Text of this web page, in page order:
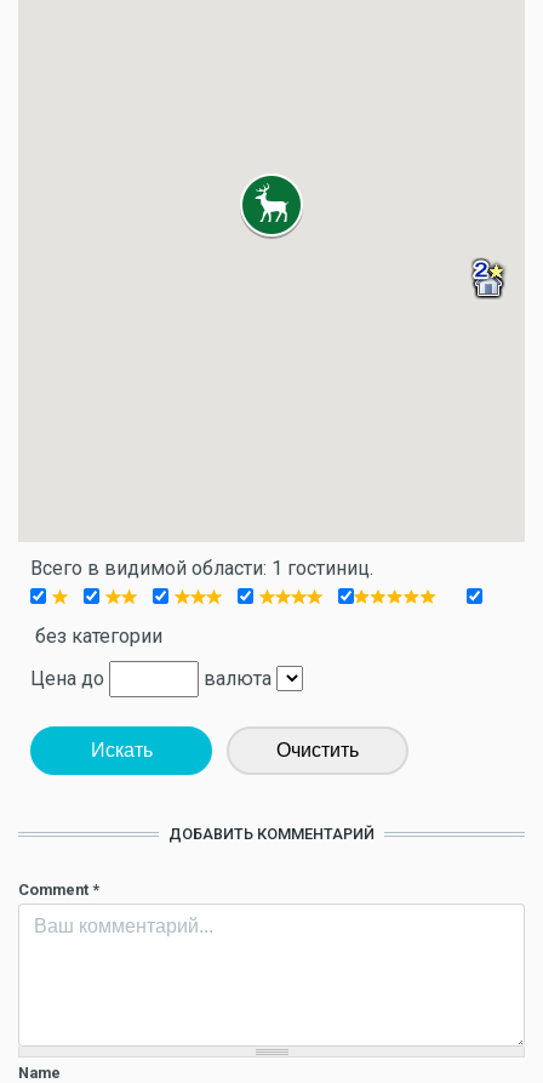
Всего в видимой области: 1 гостиниц.
без категории
Цена до
валюта
Искать Очистить
ДОБАВИТЬ КОММЕНТАРИЙ
Comment *
Name